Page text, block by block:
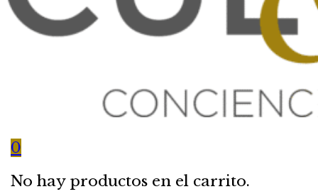
0
No hay productos en el carrito.